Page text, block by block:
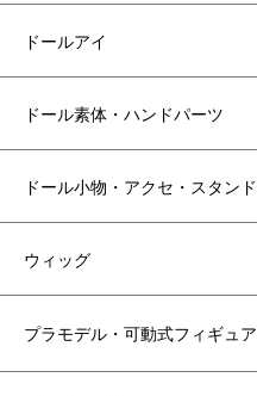
ドールアイ
ドール素体・ハンドパーツ
ドール小物・アクセ・スタンド
ウィッグ
プラモデル・可動式フィギュア